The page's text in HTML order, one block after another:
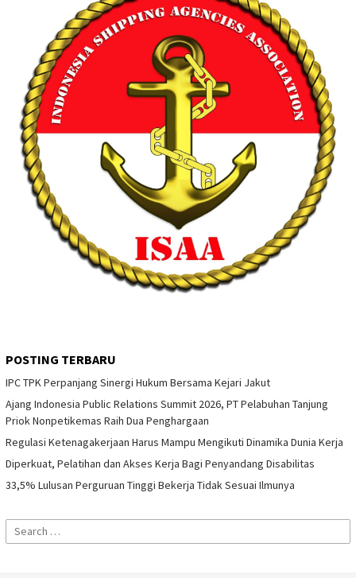
POSTING TERBARU
IPC TPK Perpanjang Sinergi Hukum Bersama Kejari Jakut
Ajang Indonesia Public Relations Summit 2026, PT Pelabuhan Tanjung
Priok Nonpetikemas Raih Dua Penghargaan
Regulasi Ketenagakerjaan Harus Mampu Mengikuti Dinamika Dunia Kerja
Diperkuat, Pelatihan dan Akses Kerja Bagi Penyandang Disabilitas
33,5% Lulusan Perguruan Tinggi Bekerja Tidak Sesuai Ilmunya
Search
for: